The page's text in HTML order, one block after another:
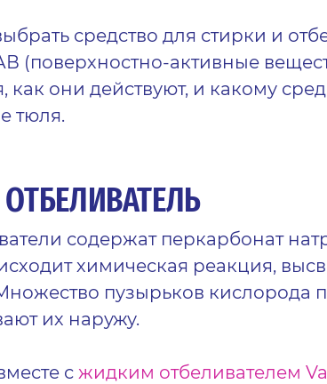
средство для стирки и
(поверхностно-активные
как они действуют, и какому
тюля.
содержат перкарбонат
химическая реакция,
пузырьков кислорода
их наружу.
с жидким отбеливателем